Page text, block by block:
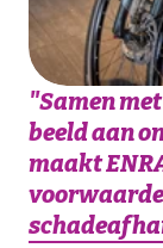
"Samen
beeld aan
maakt